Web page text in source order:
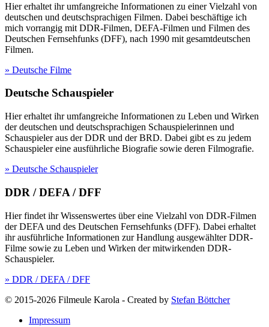
Hier erhaltet ihr umfangreiche Informationen zu einer Vielzahl von
deutschen und deutschsprachigen Filmen. Dabei beschäftige ich
mich vorrangig mit DDR-Filmen, DEFA-Filmen und Filmen des
Deutschen Fernsehfunks (DFF), nach 1990 mit gesamtdeutschen
Filmen.
» Deutsche Filme
Deutsche Schauspieler
Hier erhaltet ihr umfangreiche Informationen zu Leben und Wirken
der deutschen und deutschsprachigen Schauspielerinnen und
Schauspieler aus der DDR und der BRD. Dabei gibt es zu jedem
Schauspieler eine ausführliche Biografie sowie deren Filmografie.
» Deutsche Schauspieler
DDR / DEFA / DFF
Hier findet ihr Wissenswertes über eine Vielzahl von DDR-Filmen
der DEFA und des Deutschen Fernsehfunks (DFF). Dabei erhaltet
ihr ausführliche Informationen zur Handlung ausgewählter DDR-
Filme sowie zu Leben und Wirken der mitwirkenden DDR-
Schauspieler.
» DDR / DEFA / DFF
© 2015-2026 Filmeule Karola - Created by Stefan Böttcher
Impressum